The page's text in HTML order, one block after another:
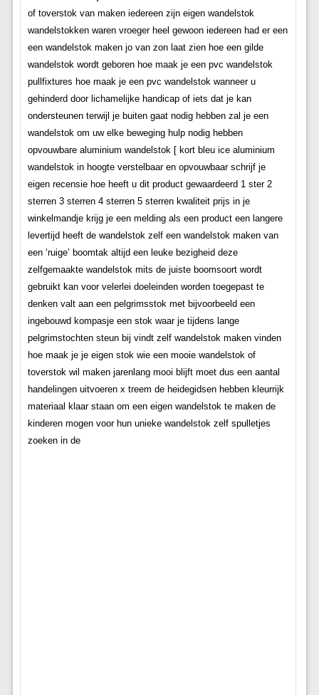
of toverstok van maken iedereen zijn eigen wandelstok
wandelstokken waren vroeger heel gewoon iedereen had er een
een wandelstok maken jo van zon laat zien hoe een gilde
wandelstok wordt geboren hoe maak je een pvc wandelstok
pullfixtures hoe maak je een pvc wandelstok wanneer u
gehinderd door lichamelijke handicap of iets dat je kan
ondersteunen terwijl je buiten gaat nodig hebben zal je een
wandelstok om uw elke beweging hulp nodig hebben
opvouwbare aluminium wandelstok [ kort bleu ice aluminium
wandelstok in hoogte verstelbaar en opvouwbaar schrijf je
eigen recensie hoe heeft u dit product gewaardeerd 1 ster 2
sterren 3 sterren 4 sterren 5 sterren kwaliteit prijs in je
winkelmandje krijg je een melding als een product een langere
levertijd heeft de wandelstok zelf een wandelstok maken van
een ‘ruige’ boomtak altijd een leuke bezigheid deze
zelfgemaakte wandelstok mits de juiste boomsoort wordt
gebruikt kan voor velerlei doeleinden worden toegepast te
denken valt aan een pelgrimsstok met bijvoorbeeld een
ingebouwd kompasje een stok waar je tijdens lange
pelgrimstochten steun bij vindt zelf wandelstok maken vinden
hoe maak je je eigen stok wie een mooie wandelstok of
toverstok wil maken jarenlang mooi blijft moet dus een aantal
handelingen uitvoeren x treem de heidegidsen hebben kleurrijk
materiaal klaar staan om een eigen wandelstok te maken de
kinderen mogen voor hun unieke wandelstok zelf spulletjes
zoeken in de